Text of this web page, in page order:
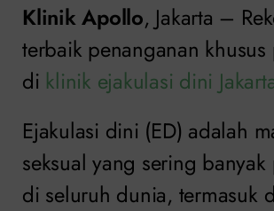
Klinik Apollo, Jakarta –
terbaik penanganan
di klinik ejakulasi dini
Ejakulasi dini (ED) adalah
seksual yang sering
di seluruh dunia, termasuk